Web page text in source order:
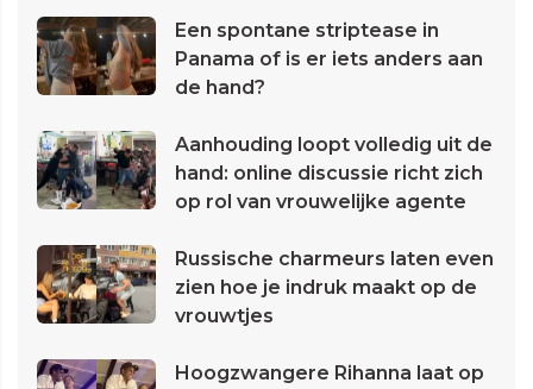
Een spontane striptease in
Panama of is er iets anders aan
de hand?
Aanhouding loopt volledig uit de
hand: online discussie richt zich
op rol van vrouwelijke agente
Russische charmeurs laten even
zien hoe je indruk maakt op de
vrouwtjes
Hoogzwangere Rihanna laat op